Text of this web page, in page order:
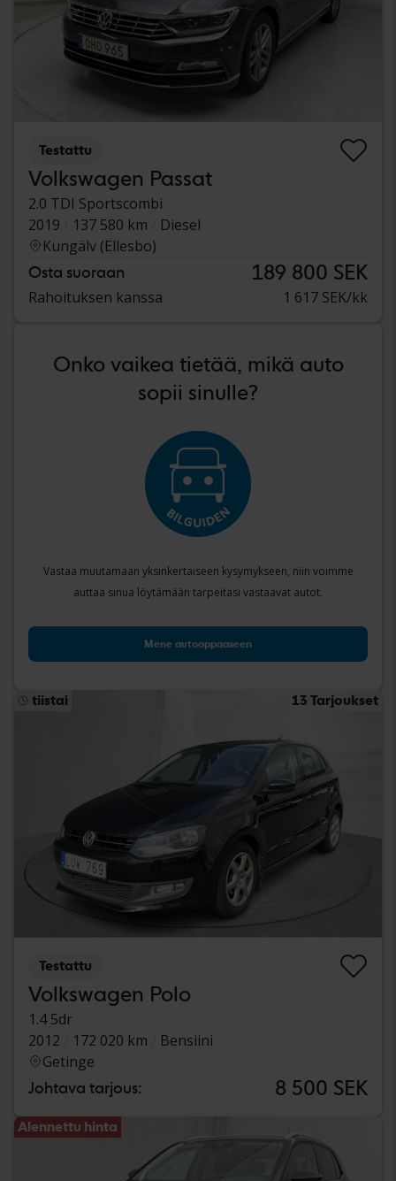
Testattu
Volkswagen Passat
2.0 TDI Sportscombi
2019
137 580 km
Diesel
Kungälv (Ellesbo)
Osta suoraan 189 800 SEK
Rahoituksen kanssa 1 617 SEK/kk
Onko vaikea tietää, mikä auto
sopii sinulle?
Vastaa muutamaan yksinkertaiseen kysymykseen, niin voimme
auttaa sinua löytämään tarpeitasi vastaavat autot.
Mene autooppaaseen
tiistai 13 Tarjoukset
Testattu
Volkswagen Polo
1.4 5dr
2012
172 020 km
Bensiini
Getinge
Johtava tarjous: 8 500 SEK
Alennettu hinta